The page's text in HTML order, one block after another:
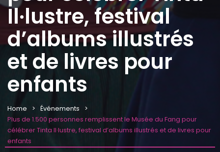
Il·lustre, festival
d’albums illustrés
et de livres pour
enfants
Home
Événements
Plus de 1.500 personnes remplissent le Musée du Fang pour
célébrer Tinta Il·lustre, festival d’albums illustrés et de livres pour
enfants